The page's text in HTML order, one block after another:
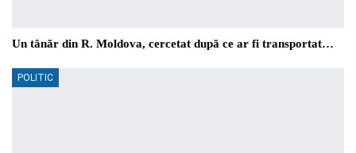
Un tânăr din R. Moldova, cercetat după ce ar fi transportat…
POLITIC